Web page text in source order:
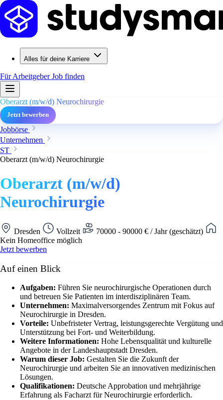
Alles für deine Karriere
Für ArbeitgeberJob finden
Oberarzt (m/w/d) Neurochirurgie
Jetzt bewerben
Jobbörse
Unternehmen
ST
Oberarzt (m/w/d) Neurochirurgie
Oberarzt (m/w/d)
Neurochirurgie
Dresden Vollzeit
70000 - 90000 € / Jahr (geschätzt)
Kein Homeoffice möglich
Jetzt bewerben
Auf einen Blick
Aufgaben: Führen Sie neurochirurgische Operationen durch
und betreuen Sie Patienten im interdisziplinären Team.
Unternehmen: Maximalversorgendes Zentrum mit Fokus auf
Neurochirurgie in Dresden.
Vorteile: Unbefristeter Vertrag, leistungsgerechte Vergütung und
Unterstützung bei Fort- und Weiterbildung.
Weitere Informationen: Hohe Lebensqualität und kulturelle
Angebote in der Landeshauptstadt Dresden.
Warum dieser Job: Gestalten Sie die Zukunft der
Neurochirurgie und arbeiten Sie an innovativen medizinischen
Lösungen.
Qualifikationen: Deutsche Approbation und mehrjährige
Erfahrung als Facharzt für Neurochirurgie erforderlich.